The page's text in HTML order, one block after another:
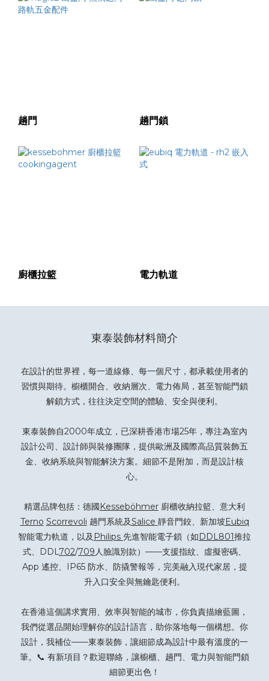
度
(厘米)
價格
(HK$)
趟門 趟門鎖
廚櫃拉籃 電力軌道
東泰裝飾材料簡介
在設計的世界裡，每一道線條、每一個尺寸，都承載使用者的
習慣與期待。櫥櫃開合、收納層次、電力佈局，甚至智能門鎖
解鎖方式，往往決定空間的體驗、安全與便利。
東泰裝飾自2000年成立，已深耕香港市場25年，專注為室內
設計公司、設計師與裝修團隊，提供歐洲及國際高品質裝飾五
金、收納系統與智能解決方案。細節不是附加，而是設計核
心。
精選品牌包括：德國Kesseböhmer 廚櫃收納拉籃、意大利
Terno Scorrevoli 趟門系統及Salice 靜音門鉸、新加坡Eubiq
智能電力軌道，以及 Philips 先進智能電子鎖（如DDL801推拉
式、DDL702/709人臉識別款）——支援指紋、虛擬密碼、
App 遙控、IP65 防水、防撬警報等，完美融入現代家居，提
升入口安全與無鑰匙便利。
在香港這個講求實用、效率與智能的城市，你負責描繪藍圖，
我們從選品開始理解你的設計語言，助你落地每一個構想。你
設計，我補位——東泰裝飾，讓細節成為設計中最有溫度的一
筆。📞 有新項目？歡迎聯絡 ，讓櫥櫃、趟門、電力與智能門鎖
細節更出色！